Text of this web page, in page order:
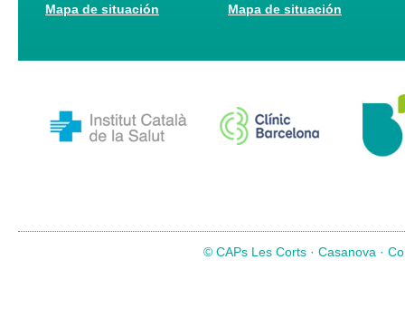
Mapa de situación Mapa de situación
© CAPs Les Corts · Casanova ·